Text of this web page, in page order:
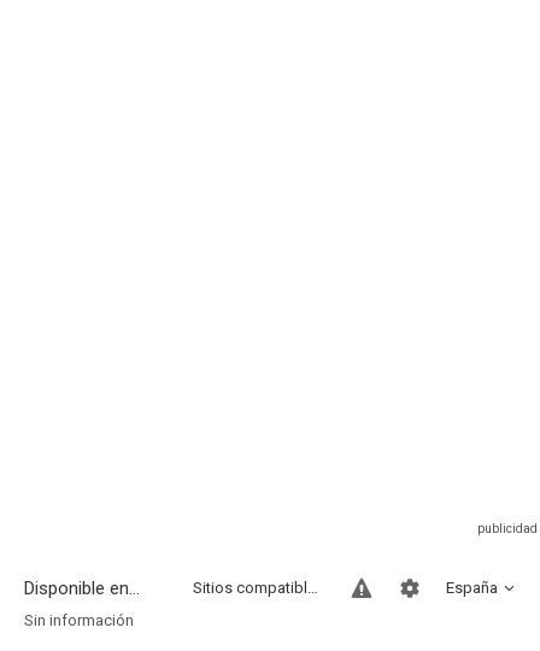
Disponible en... España
Sitios compatibles
Sin información